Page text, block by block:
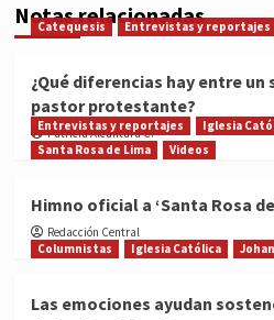
Notas relacionadas
Catequesis Entrevistas y reportajes
¿Qué diferencias hay entre
pastor protestante?
Patricia Alcántara C.
Entrevistas y reportajes Iglesia
Santa Rosa de Lima
Videos
Himno oficial a ‘Santa Rosa
Redacción Central
Columnistas
Iglesia Católica
Las emociones ayudan